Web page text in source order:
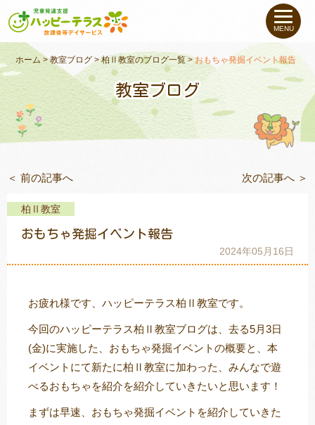
私たちについて
未就学のお子さま（０〜６才）
小学生〜高校生のお子さま
支援事例
教室一覧
MENU
ホーム >教室ブログ>柏Ⅱ教室のブログ一覧>おもちゃ発掘イベント報告
教室ブログ
＜ 前の記事へ 次の記事へ ＞
柏Ⅱ教室
おもちゃ発掘イベント報告
2024年05月16日
お疲れ様です、ハッピーテラス柏Ⅱ教室です。
今回のハッピーテラス柏Ⅱ教室ブログは、去る5月3日
(金)に実施した、おもちゃ発掘イベントの概要と、本
イベントにて新たに柏Ⅱ教室に加わった、みんなで遊
べるおもちゃを紹介を紹介していきたいと思います！
まずは早速、おもちゃ発掘イベントを紹介していきた